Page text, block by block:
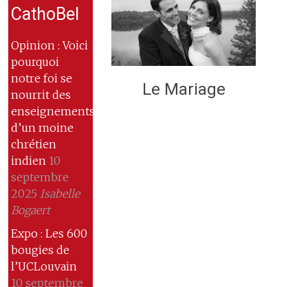
CathoBel
Opinion : Voici
pourquoi
notre foi se
nourrit des
enseignements
d’un moine
chrétien
indien 10
septembre
2025 Isabelle
Bogaert
Expo : Les 600
bougies de
l’UCLouvain
10 septembre
Le Mariage